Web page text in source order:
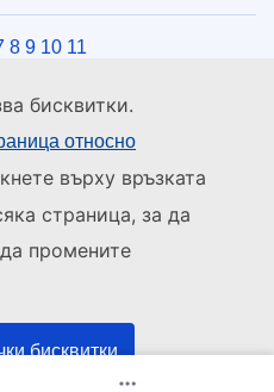
бисквитки.
относно
върху връзката
страница, за да
промените
бисквитки
8 9 10 11
номера
за връзка
ЕС